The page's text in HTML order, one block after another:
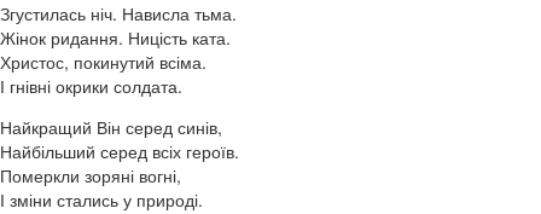
Згустилась ніч. Нависла тьма.
Жінок ридання. Ницість ката.
Христос, покинутий всіма.
І гнівні окрики солдата.
Найкращий Він серед синів,
Найбільший серед всіх героїв.
Померкли зоряні вогні,
І зміни стались у природі.